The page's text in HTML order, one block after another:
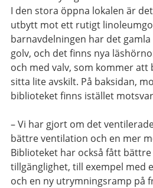
I den stora öppna lokalen är
utbytt mot ett rutigt
barnavdelningen har det
golv, och det finns nya
och med valv, som kommer
sitta lite avskilt. På baksidan,
biblioteket finns istället
– Vi har gjort om det
bättre ventilation och en mer
Biblioteket har också fått
tillgänglighet, till exempel med
och en ny utrymningsramp på